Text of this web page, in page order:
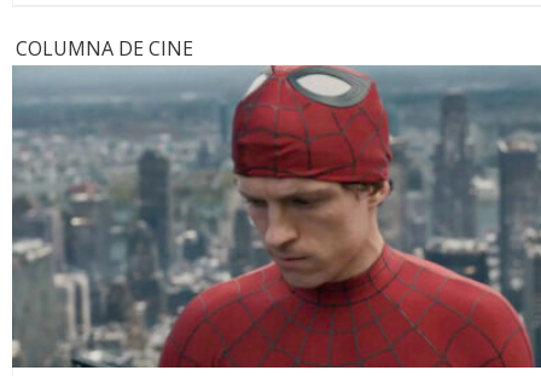
COLUMNA DE CINE